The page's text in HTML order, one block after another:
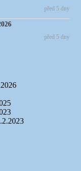
před 5 dny
před 5 dny